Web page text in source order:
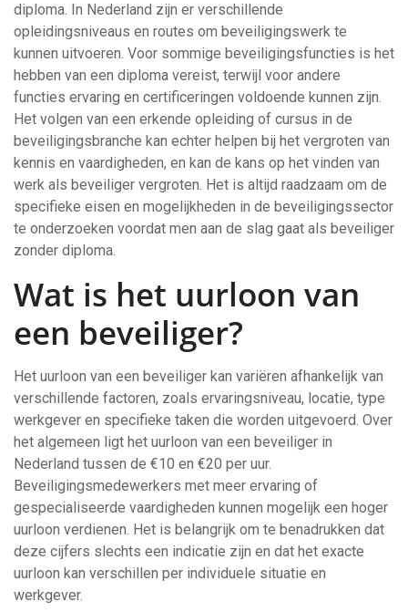
diploma. In Nederland zijn er verschillende
opleidingsniveaus en routes om beveiligingswerk te
kunnen uitvoeren. Voor sommige beveiligingsfuncties is het
hebben van een diploma vereist, terwijl voor andere
functies ervaring en certificeringen voldoende kunnen zijn.
Het volgen van een erkende opleiding of cursus in de
beveiligingsbranche kan echter helpen bij het vergroten van
kennis en vaardigheden, en kan de kans op het vinden van
werk als beveiliger vergroten. Het is altijd raadzaam om de
specifieke eisen en mogelijkheden in de beveiligingssector
te onderzoeken voordat men aan de slag gaat als beveiliger
zonder diploma.
Wat is het uurloon van
een beveiliger?
Het uurloon van een beveiliger kan variëren afhankelijk van
verschillende factoren, zoals ervaringsniveau, locatie, type
werkgever en specifieke taken die worden uitgevoerd. Over
het algemeen ligt het uurloon van een beveiliger in
Nederland tussen de €10 en €20 per uur.
Beveiligingsmedewerkers met meer ervaring of
gespecialiseerde vaardigheden kunnen mogelijk een hoger
uurloon verdienen. Het is belangrijk om te benadrukken dat
deze cijfers slechts een indicatie zijn en dat het exacte
uurloon kan verschillen per individuele situatie en
werkgever.